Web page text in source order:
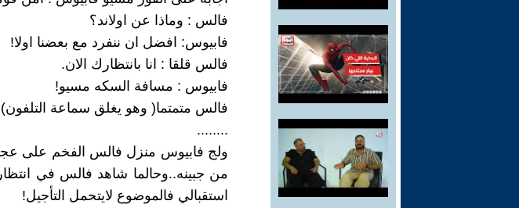
فالس : وماذا عن اولاند؟
فابيوس: افضل ان ننفرد مع بعضنا اولا!
فالس قلقا : انا بانتظارك الان.
فابيوس : مسافة السكه مسيو!
فالس متمتما( وهو يغلق سماعة
........
ولج فابيوس منزل فالس الفخم على
من جبينه..وحالما شاهد فالس في
استقبالي فالموضوع لايتحمل التأجيل!